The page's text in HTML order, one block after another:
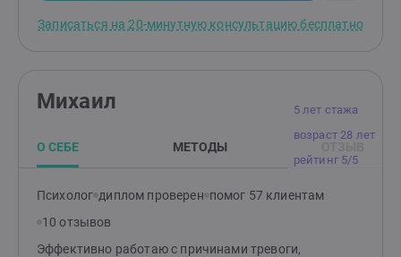
Записаться на 20-минутную консультацию бесплатно
5 лет стажа
возраст 28 лет
рейтинг 5/5
Михаил
О СЕБЕ МЕТОДЫ
Психолог диплом проверен помог 57 клиентам
10 отзывов
Эффективно работаю с причинами тревоги,